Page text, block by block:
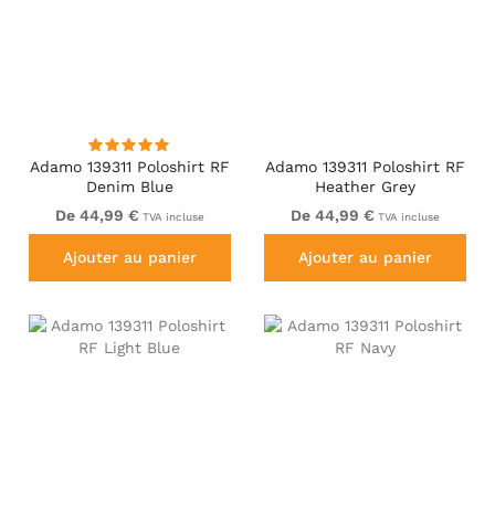
Adamo 139311 Poloshirt RF
Denim Blue
De 44,99 € TVA incluse
Ajouter au panier
Adamo 139311 Poloshirt RF
Heather Grey
De 44,99 € TVA incluse
Ajouter au panier